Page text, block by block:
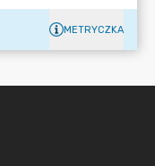
METRYCZKA